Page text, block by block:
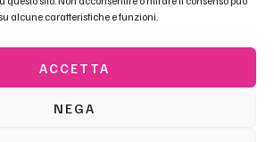
alcune caratteristiche e funzioni.
ACCETTA
NEGA
Gobetti | P.Iva 01558550230 –